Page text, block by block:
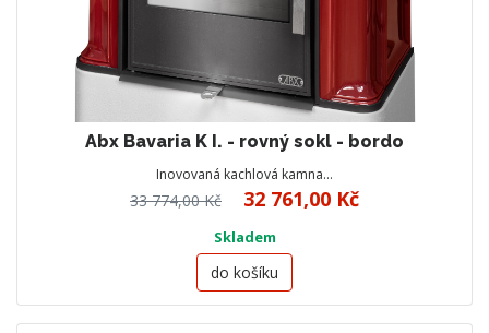
Abx Bavaria K I. - rovný sokl - bordo
Inovovaná kachlová kamna…
33 774,00 Kč 32 761,00 Kč
Skladem
do košíku